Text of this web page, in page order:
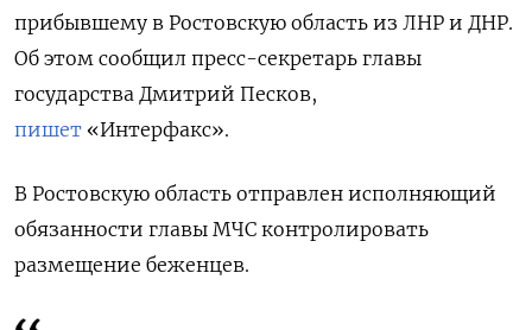
прибывшему в Ростовскую область из ЛНР и ДНР.
Об этом сообщил пресс-секретарь главы
государства Дмитрий Песков,
пишет «Интерфакс».
В Ростовскую область отправлен исполняющий
обязанности главы МЧС контролировать
размещение беженцев.